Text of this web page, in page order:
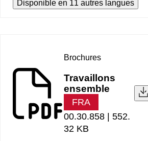
Disponible en 11 autres langues
Brochures
Travaillons
ensemble
FRA
00.30.858 | 552.
32 KB